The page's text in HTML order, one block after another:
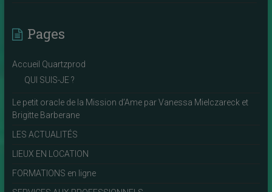
Pages
Accueil Quartzprod
QUI SUIS-JE ?
Le petit oracle de la Mission d’Ame par Vanessa Mielczareck et
Brigitte Barberane
LES ACTUALITÉS
LIEUX EN LOCATION
FORMATIONS en ligne